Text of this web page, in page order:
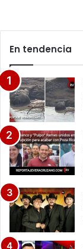
En tendencia